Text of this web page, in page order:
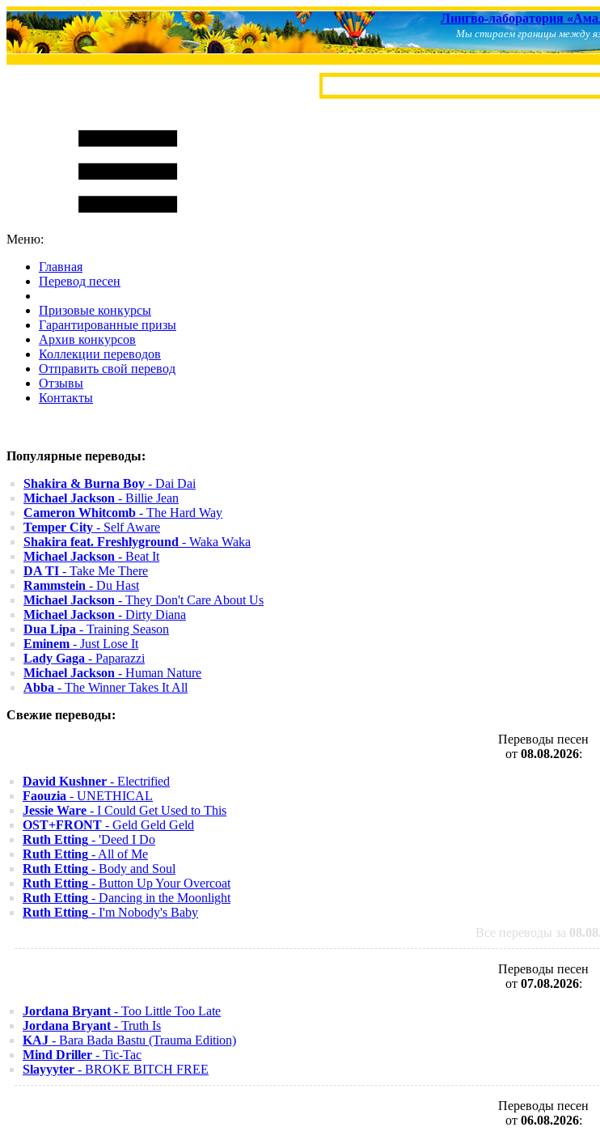
Лингво-лаборатория
Мы стираем границы между
Меню:
Главная
Перевод песен
Призовые конкурсы
Гарантированные призы
Архив конкурсов
Коллекции переводов
Отправить свой перевод
Отзывы
Контакты
Популярные переводы:
Shakira & Burna Boy - Dai Dai
Michael Jackson - Billie Jean
Cameron Whitcomb - The Hard Way
Temper City - Self Aware
Shakira feat. Freshlyground - Waka Waka
Michael Jackson - Beat It
DA TI - Take Me There
Rammstein - Du Hast
Michael Jackson - They Don't Care About Us
Michael Jackson - Dirty Diana
Dua Lipa - Training Season
Eminem - Just Lose It
Lady Gaga - Paparazzi
Michael Jackson - Human Nature
Abba - The Winner Takes It All
Свежие переводы:
Переводы песен
от 08.08.2026:
David Kushner - Electrified
Faouzia - UNETHICAL
Jessie Ware - I Could Get Used to This
OST+FRONT - Geld Geld Geld
Ruth Etting - 'Deed I Do
Ruth Etting - All of Me
Ruth Etting - Body and Soul
Ruth Etting - Button Up Your Overcoat
Ruth Etting - Dancing in the Moonlight
Ruth Etting - I'm Nobody's Baby
Все переводы за
Переводы песен
от 07.08.2026:
Jordana Bryant - Too Little Too Late
Jordana Bryant - Truth Is
KAJ - Bara Bada Bastu (Trauma Edition)
Mind Driller - Tic-Tac
Slayyyter - BROKE BITCH FREE
Переводы песен
от 06.08.2026: